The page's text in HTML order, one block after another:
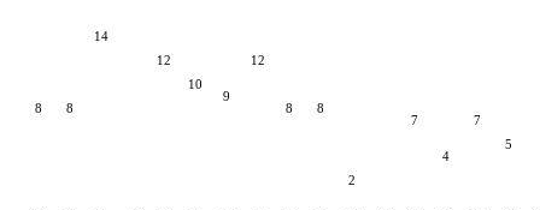
8 8
14
12
10
9
12
8 8
2
7
4
7
5